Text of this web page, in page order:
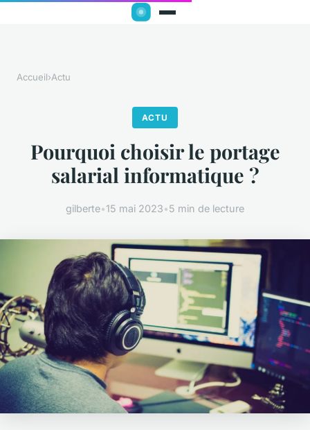
Accueil›Actu
ACTU
Pourquoi choisir le portage
salarial informatique ?
gilberte•15 mai 2023•5 min de lecture